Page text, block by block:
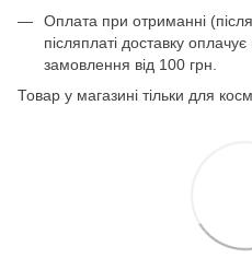
Оплата при отриманні
післяплаті доставку
замовлення від 100 грн.
Товар у магазині тільки для